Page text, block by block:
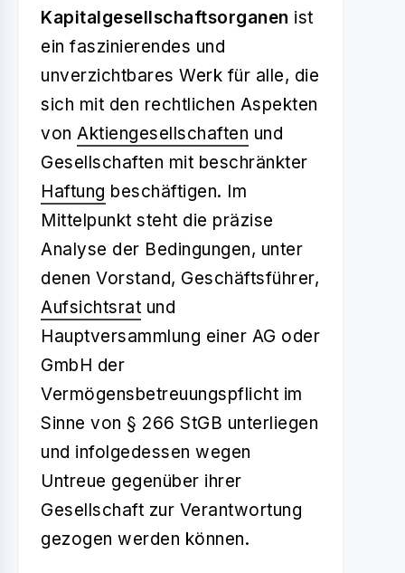
Kapitalgesellschaftsorganen ist
ein faszinierendes und
unverzichtbares Werk für alle, die
sich mit den rechtlichen Aspekten
von Aktiengesellschaften und
Gesellschaften mit beschränkter
Haftung beschäftigen. Im
Mittelpunkt steht die präzise
Analyse der Bedingungen, unter
denen Vorstand, Geschäftsführer,
Aufsichtsrat und
Hauptversammlung einer AG oder
GmbH der
Vermögensbetreuungspflicht im
Sinne von § 266 StGB unterliegen
und infolgedessen wegen
Untreue gegenüber ihrer
Gesellschaft zur Verantwortung
gezogen werden können.